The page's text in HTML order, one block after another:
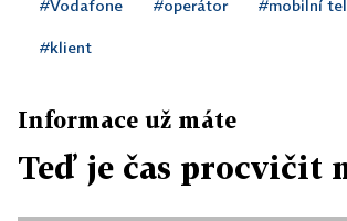
#Vodafone #operátor #mobilní
#klient
Informace už máte
Teď je čas procvičit